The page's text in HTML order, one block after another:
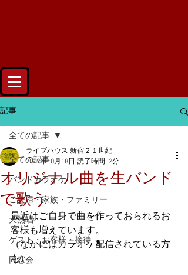
記事
全ての記事
バンドカラオケ
ご夫婦・家族・ファミリー
大熱唱
ゲスト・お客様・接待
同窓会
全ての記事
オリジナル曲を生バンド
で歌う
ライブハウス 新宿２１世紀
2019年10月18日 読了時間: 2分
最近はご自身で曲を作っておられるお
客様も増えています。
（なかにはカラオケ配信されている方
も）